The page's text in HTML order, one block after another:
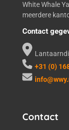
White Whale
meerdere
Contact
+31 (0)
Contact